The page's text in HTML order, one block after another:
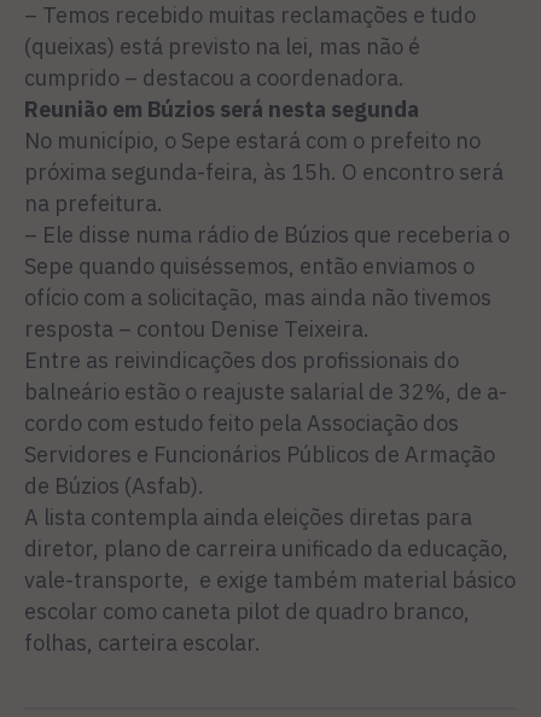
– Temos recebido muitas reclamações e tudo
(queixas) está previsto na lei, mas não é
cumprido – destacou a coordenadora.
Reunião em Búzios será nesta segunda
No município, o Sepe estará com o prefeito no
próxima segunda-feira, às 15h. O encontro será
na prefeitura.
– Ele disse numa rádio de Búzios que receberia o
Sepe quando quiséssemos, então enviamos o
ofício com a solicitação, mas ainda não tivemos
resposta – contou Denise Teixeira.
Entre as reivindicações dos profissionais do
balneário estão o reajuste salarial de 32%, de a-
cordo com estudo feito pela Associação dos
Servidores e Funcionários Públicos de Armação
de Búzios (Asfab).
A lista contempla ainda eleições diretas para
diretor, plano de carreira unificado da educação,
vale-transporte, e exige também material básico
escolar como caneta pilot de quadro branco,
folhas, carteira escolar.